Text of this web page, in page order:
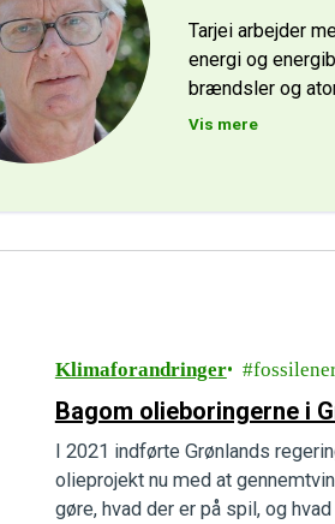
Tarjei arbejder
energi og
brændsler og
Vis mere
Klimaforandringer
Bagom olieboringerne i
I 2021 indførte Grønlands
olieprojekt nu med at
gøre, hvad der er på spil, og